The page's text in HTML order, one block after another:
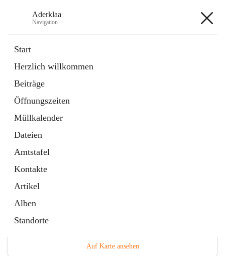
Aderklaa
Navigation
Start
Herzlich willkommen
Beiträge
Öffnungszeiten
Müllkalender
Dateien
Amtstafel
Kontakte
Artikel
Alben
Standorte
6 Schnellzugriffe
Gemeinde
3 Schnellzugriffe
Auf Karte ansehen